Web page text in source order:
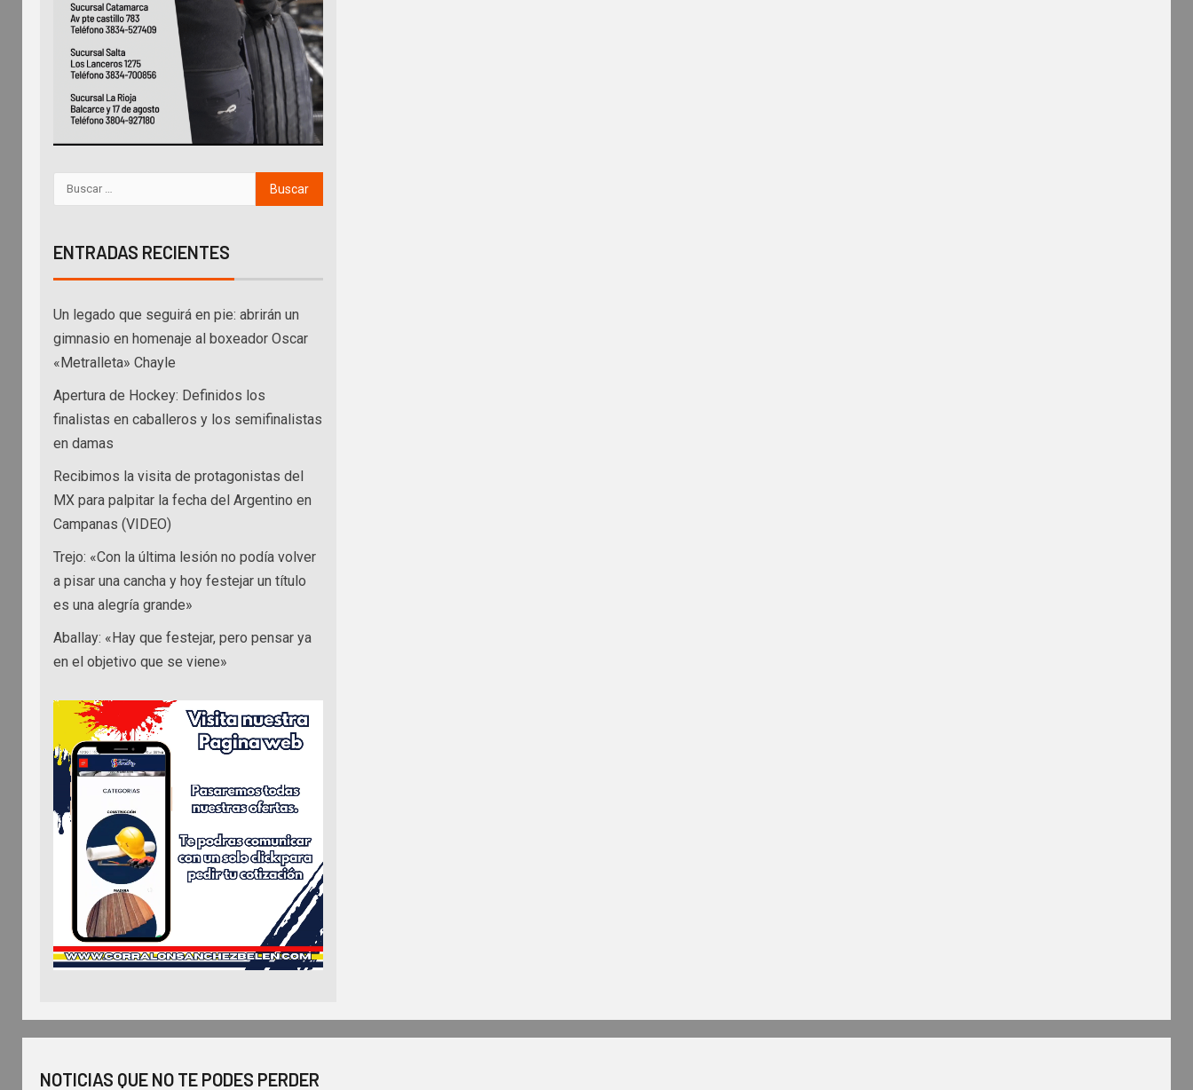
ENTRADAS RECIENTES
Un legado que seguirá en pie: abrirán un
gimnasio en homenaje al boxeador Oscar
«Metralleta» Chayle
Apertura de Hockey: Definidos los
finalistas en caballeros y los semifinalistas
en damas
Recibimos la visita de protagonistas del
MX para palpitar la fecha del Argentino en
Campanas (VIDEO)
Trejo: «Con la última lesión no podía volver
a pisar una cancha y hoy festejar un título
es una alegría grande»
Aballay: «Hay que festejar, pero pensar ya
en el objetivo que se viene»
NOTICIAS QUE NO TE PODES PERDER